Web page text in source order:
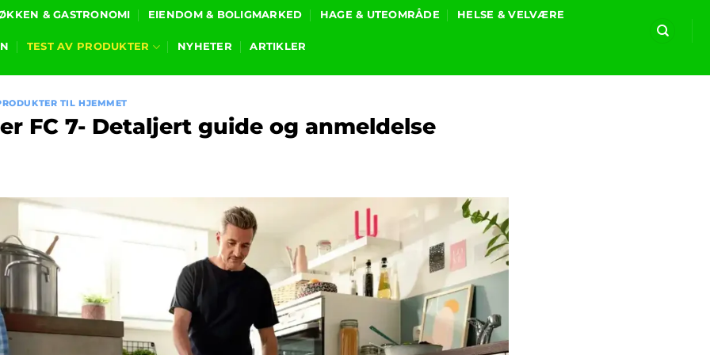
& GASTRONOMI EIENDOM & BOLIGMARKED HAGE & UTEOMRÅDE HELSE & VELVÆRE
TEST AV PRODUKTER NYHETER ARTIKLER
TIL HJEMMET
FC 7- Detaljert guide og anmeldelse